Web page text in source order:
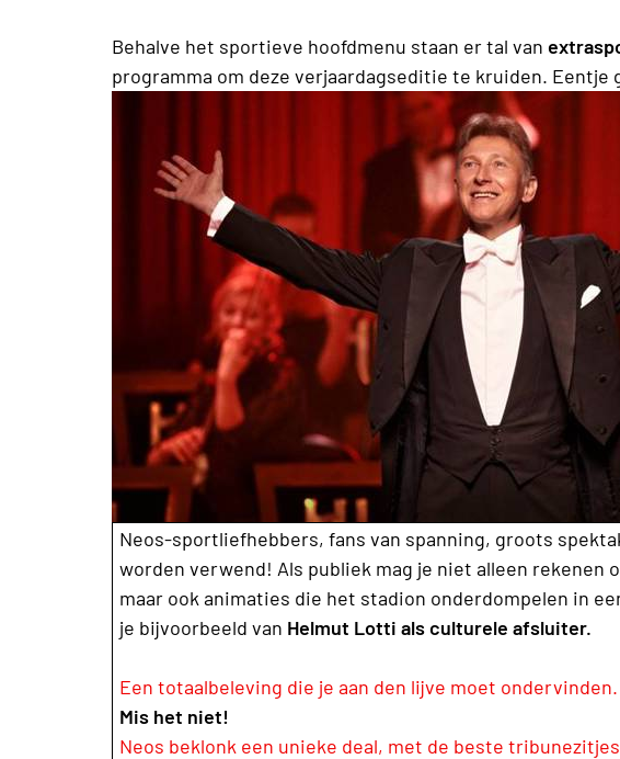
Behalve het sportieve hoofdmenu staan er tal van
programma om deze verjaardagseditie te kruiden. Eentje
Neos-sportliefhebbers, fans van spanning, groots
worden verwend! Als publiek mag je niet alleen
maar ook animaties die het stadion onderdompelen in
je bijvoorbeeld van Helmut Lotti als culturele afsluiter.
Een totaalbeleving die je aan den lijve moet ondervinden.
Mis het niet!
Neos beklonk een unieke deal, met de beste